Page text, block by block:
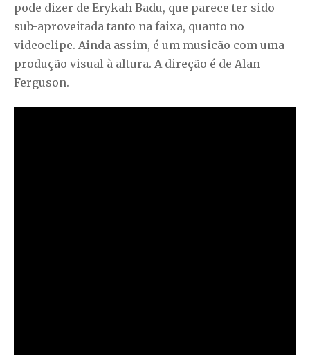
pode dizer de Erykah Badu, que parece ter sido
sub-aproveitada tanto na faixa, quanto no
videoclipe. Ainda assim, é um musicão com uma
produção visual à altura. A direção é de Alan
Ferguson.